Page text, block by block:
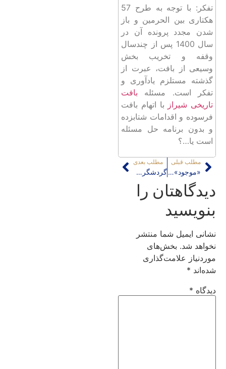
تفکر: با توجه به طرح 57
هکتاری بین الحرمین و باز
شدن مجدد پرونده آن در
سال 1400 پس از چندسال
وقفه و تخریب بخش
وسیعی از بافت، عبرت از
گذشته مستلزم یادآوری و
تفکر است. مسئله بافت
تاریخی شیراز با اتهام بافت
فرسوده و اقدامات شتابزده
و بدون برنامه حل مسئله
است یا…؟
مطلب قبلی
«موجود» اندیشی، «وجود» اندیشی و حقیقت معماری
مطلب بعدی
گردشگری؛ در پیوستار رشته تا پسا رشته
دیدگاهتان را
بنویسید
نشانی ایمیل شما منتشر
نخواهد شد. بخش‌های
موردنیاز علامت‌گذاری
شده‌اند *
دیدگاه *